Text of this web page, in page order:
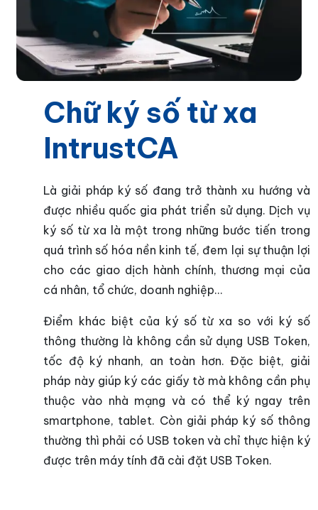
Chữ ký số từ xa
IntrustCA
Là giải pháp ký số đang trở thành xu hướng và
được nhiều quốc gia phát triển sử dụng. Dịch vụ
ký số từ xa là một trong những bước tiến trong
quá trình số hóa nền kinh tế, đem lại sự thuận lợi
cho các giao dịch hành chính, thương mại của
cá nhân, tổ chức, doanh nghiệp…
Điểm khác biệt của ký số từ xa so với ký số
thông thường là không cần sử dụng USB Token,
tốc độ ký nhanh, an toàn hơn. Đặc biệt, giải
pháp này giúp ký các giấy tờ mà không cần phụ
thuộc vào nhà mạng và có thể ký ngay trên
smartphone, tablet. Còn giải pháp ký số thông
thường thì phải có USB token và chỉ thực hiện ký
được trên máy tính đã cài đặt USB Token.